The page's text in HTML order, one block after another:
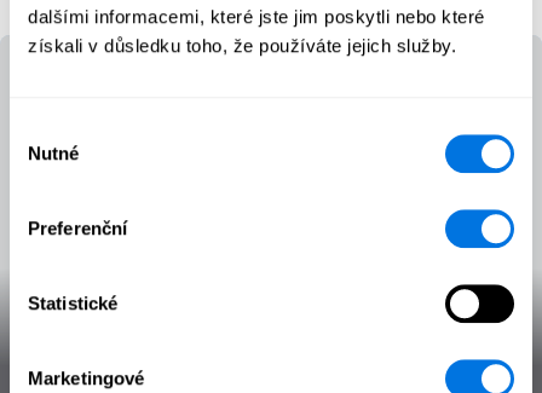
dalšími informacemi, které jste jim poskytli nebo které
získali v důsledku toho, že používáte jejich služby.
souhlasu
Nutné
Preferenční
Statistické
Marketingové